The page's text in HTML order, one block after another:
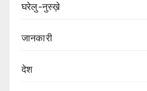
घरेलु-नुस्ख़े
जानकारी
देश